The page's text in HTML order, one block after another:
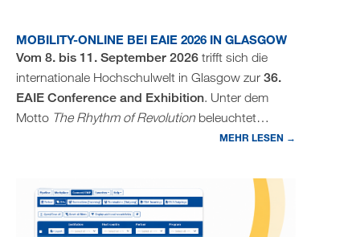
MOBILITY-ONLINE BEI EAIE 2026 IN GLASGOW
Vom 8. bis 11. September 2026 trifft sich die
internationale Hochschulwelt in Glasgow zur 36.
EAIE Conference and Exhibition. Unter dem
Motto The Rhythm of Revolution beleuchtet…
MEHR LESEN →